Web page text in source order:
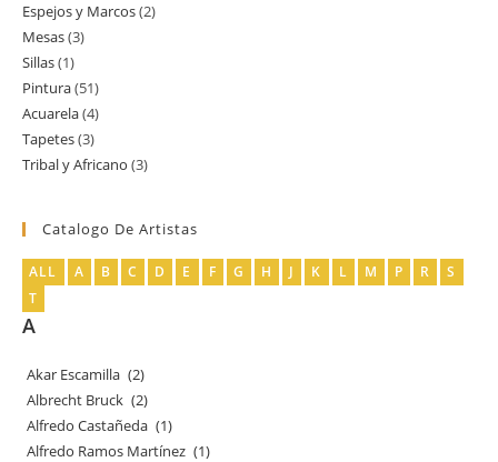
producto
Espejos y Marcos 22
Mesas 33
Sillas 11
producto
Pintura 5151
productos
Acuarela 44
productos
Tapetes 33
productos
Tribal y Africano 33
Catalogo De Artistas
ALL A B C D E F G H J K L M P R
S
T
A
Akar Escamilla (2)
Albrecht Bruck (2)
Alfredo Castañeda (1)
Alfredo Ramos Martínez (1)